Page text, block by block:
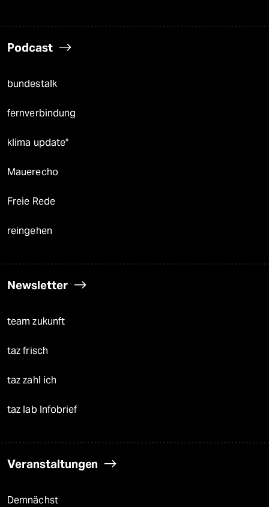
Podcast
bundestalk
fernverbindung
klima update°
Mauerecho
Freie Rede
reingehen
Newsletter
team zukunft
taz frisch
taz zahl ich
taz lab Infobrief
Veranstaltungen
Demnächst